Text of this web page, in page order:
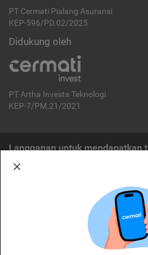
PT Cermati Pialang Asuransi
KEP-596/PD.02/2025
Didukung oleh
PT Artha Investa Teknologi
KEP-7/PM.21/2021
Langganan untuk mendapatkan
Cermati merupakan penyelenggara
OJK. Oleh karena itu, produk dan/atau
ditawarkan bukan merupakan produk dan/
diterbitkan oleh Cermati dan Cermati tidak